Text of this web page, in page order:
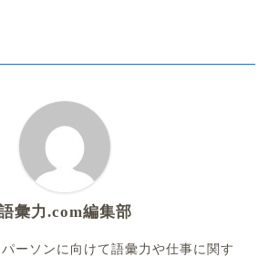
彙力.com編集部
ーソンに向けて語彙力や仕事に関す